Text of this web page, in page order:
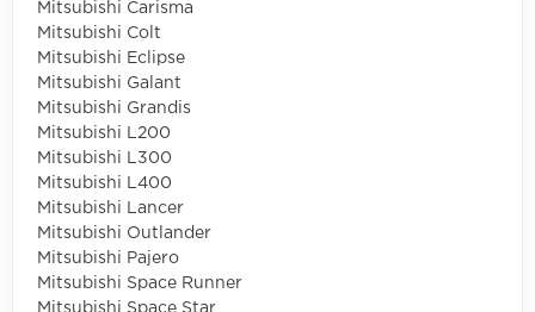
Mitsubishi Carisma
Mitsubishi Colt
Mitsubishi Eclipse
Mitsubishi Galant
Mitsubishi Grandis
Mitsubishi L200
Mitsubishi L300
Mitsubishi L400
Mitsubishi Lancer
Mitsubishi Outlander
Mitsubishi Pajero
Mitsubishi Space Runner
Mitsubishi Space Star